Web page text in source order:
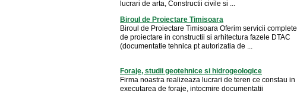
lucrari de arta, Constructii civile si ...
Biroul de Proiectare Timisoara
Biroul de Proiectare Timisoara Oferim servicii complete
de proiectare in constructii si arhitectura fazele DTAC
(documentatie tehnica pt autorizatia de ...
Foraje, studii geotehnice si hidrogeologice
Firma noastra realizeaza lucrari de teren ce constau in
executarea de foraje, intocmire documentatii